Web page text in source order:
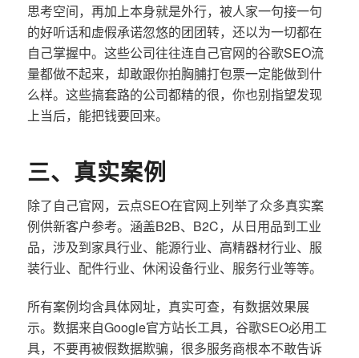
思考空间，再加上本身就是外行，被人家一句接一句
的好听话和虚假承诺忽悠的团团转，还以为一切都在
自己掌握中。这些公司往往连自己官网的谷歌SEO流
量都做不起来，却敢跟你拍胸脯打包票一定能做到什
么样。这些搞套路的公司都精的很，你也别指望发现
上当后，能把钱要回来。
三、真实案例
除了自己官网，云点SEO在官网上列举了众多真实案
例供新客户参考。涵盖B2B、B2C，从日用品到工业
品，涉及到家具行业、能源行业、高精器材行业、服
装行业、配件行业、休闲设备行业、服务行业等等。
所有案例均含具体网址，真实可查，有数据效果展
示。数据来自Google官方站长工具，谷歌SEO必用工
具，不要再被假数据欺骗，很多服务商根本不敢告诉